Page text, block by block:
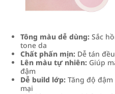
Tông màu dễ dùng: Sắc
tone da
Chất phấn mịn: Dễ tán
Lên màu tự nhiên: Giúp
đậm
Dễ build lớp: Tăng độ
mại